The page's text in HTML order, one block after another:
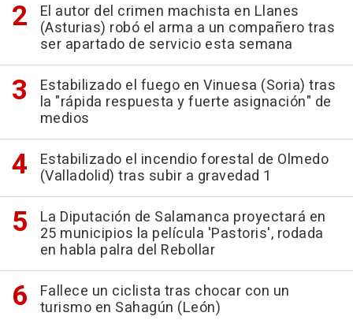
El autor del crimen machista en Llanes
(Asturias) robó el arma a un compañero tras
ser apartado de servicio esta semana
Estabilizado el fuego en Vinuesa (Soria) tras
la "rápida respuesta y fuerte asignación" de
medios
Estabilizado el incendio forestal de Olmedo
(Valladolid) tras subir a gravedad 1
La Diputación de Salamanca proyectará en
25 municipios la película 'Pastoris', rodada
en habla palra del Rebollar
Fallece un ciclista tras chocar con un
turismo en Sahagún (León)